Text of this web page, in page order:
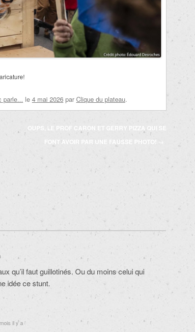
parle... le 4 mai 2026 par Clique du plateau.
OUPS, LE PROF CARON ET GERRY PIZZA QUI SE
FONT AVOIR PAR UNE FAUSSE PHOTO! →
qu’il faut guillotinés. Ou du moins celui qui
idée ce stunt.
il y a